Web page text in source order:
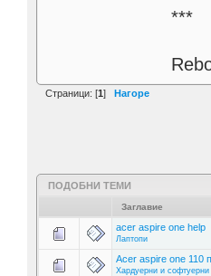
***
Страници: [1] Нагоре
ПОДОБНИ ТЕМИ
Заглавие
acer aspire one help
Лаптопи
Acer aspire one 110
Хардуерни и